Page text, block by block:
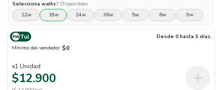
Selecciona watts7 Disponibles
12w
18w 24w 36w 5w 6w 9w
Tul
Desde 0 hasta 3 días.
Mínimo del vendedor $0
x1 Unidad
$12.900